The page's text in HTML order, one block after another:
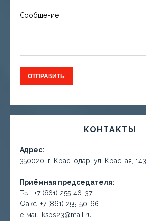
Сообщение
КОНТАКТЫ
Адрес:
350020, г. Краснодар, ул. Красная, 143
Приёмная председателя:
Тел. +7 (861) 255-46-37
Факс. +7 (861) 255-50-66
е-маil: ksps23@mail.ru